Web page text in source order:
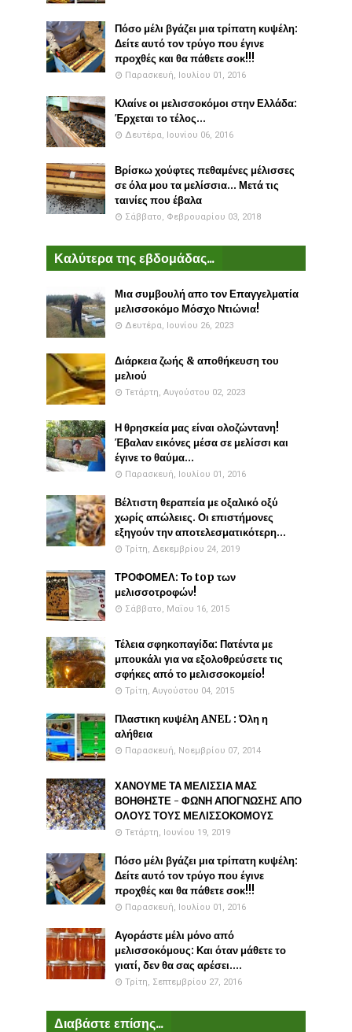
Πόσο μέλι βγάζει μια τρίπατη κυψέλη:
Δείτε αυτό τον τρύγο που έγινε
προχθές και θα πάθετε σοκ!!!
Παρασκευή, Ιουλίου 01, 2016
Κλαίνε οι μελισσοκόμοι στην Ελλάδα:
Έρχεται το τέλος...
Δευτέρα, Ιουνίου 06, 2016
Βρίσκω χούφτες πεθαμένες μέλισσες
σε όλα μου τα μελίσσια... Μετά τις
ταινίες που έβαλα
Σάββατο, Φεβρουαρίου 03, 2018
Καλύτερα της εβδομάδας...
Μια συμβουλή απο τον Επαγγελματία
μελισσοκόμο Μόσχο Ντιώνια!
Δευτέρα, Ιουνίου 26, 2023
Διάρκεια ζωής & αποθήκευση του
μελιού
Τετάρτη, Αυγούστου 02, 2023
Η θρησκεία μας είναι ολοζώντανη!
Έβαλαν εικόνες μέσα σε μελίσσι και
έγινε το θαύμα...
Παρασκευή, Ιουλίου 01, 2016
Βέλτιστη θεραπεία με οξαλικό οξύ
χωρίς απώλειες. Οι επιστήμονες
εξηγούν την αποτελεσματικότερη...
Τρίτη, Δεκεμβρίου 24, 2019
ΤΡΟΦΟΜΕΛ: Το top των
μελισσοτροφών!
Σάββατο, Μαΐου 16, 2015
Τέλεια σφηκοπαγίδα: Πατέντα με
μπουκάλι για να εξολοθρεύσετε τις
σφήκες από το μελισσοκομείο!
Τρίτη, Αυγούστου 04, 2015
Πλαστικη κυψέλη ANEL : Όλη η
αλήθεια
Παρασκευή, Νοεμβρίου 07, 2014
ΧΑΝΟΥΜΕ ΤΑ ΜΕΛΙΣΣΙΑ ΜΑΣ
ΒΟΗΘΗΣΤΕ - ΦΩΝΗ ΑΠΟΓΝΩΣΗΣ ΑΠΟ
ΟΛΟΥΣ ΤΟΥΣ ΜΕΛΙΣΣΟΚΟΜΟΥΣ
Τετάρτη, Ιουνίου 19, 2019
Πόσο μέλι βγάζει μια τρίπατη κυψέλη:
Δείτε αυτό τον τρύγο που έγινε
προχθές και θα πάθετε σοκ!!!
Παρασκευή, Ιουλίου 01, 2016
Αγοράστε μέλι μόνο από
μελισσοκόμους: Και όταν μάθετε το
γιατί, δεν θα σας αρέσει....
Τρίτη, Σεπτεμβρίου 27, 2016
Διαβάστε επίσης...